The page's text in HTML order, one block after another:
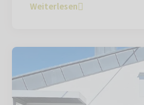
Weiterlesen